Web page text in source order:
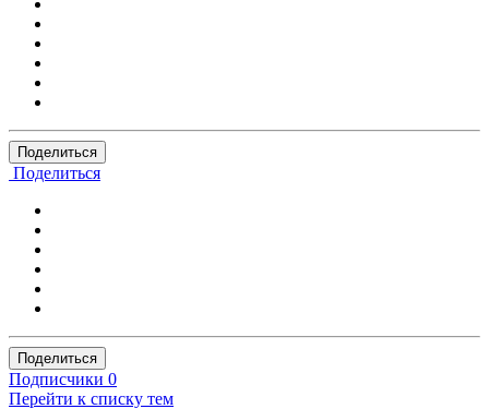
Поделиться
Поделиться
Поделиться
Подписчики 0
Перейти к списку тем